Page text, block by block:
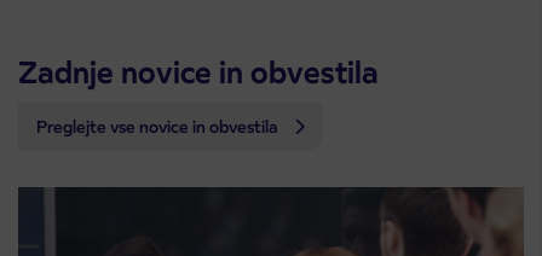
Zadnje novice in obvestila
Preglejte vse novice in obvestila